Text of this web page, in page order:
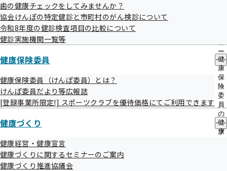
ュ
ー
歯の健康チェックをしてみませんか？
協会けんぽの特定健診と市町村のがん検診について
令和8年度の健診検査項目の比較について
健診実施機関一覧等
健康保険委員
健
康
保
険
委
員
の
サ
ブ
健康保険委員（けんぽ委員）とは？
けんぽ委員だより等広報誌
[登録事業所限定!] スポーツクラブを優待価格にてご利用できます
健康づくり
健
康
健康経営・健康宣言
健康づくりに関するセミナーのご案内
健康づくり推進協議会
令和7年4月より愛知県内の加入事業所に対する、案内文書発
送、電話による連絡等の業務を下記受託事業所に委託しま
す。受託事業所より、電話等ご連絡がありました際には、ご
委託期間
令和8年4月1日から令和9年3月31日まで